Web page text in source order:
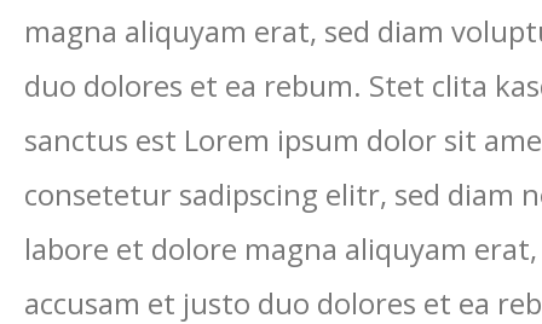
magna aliquyam erat, sed diam
duo dolores et ea rebum. Stet clita
sanctus est Lorem ipsum dolor sit
consetetur sadipscing elitr, sed
labore et dolore magna aliquyam
accusam et justo duo dolores et ea